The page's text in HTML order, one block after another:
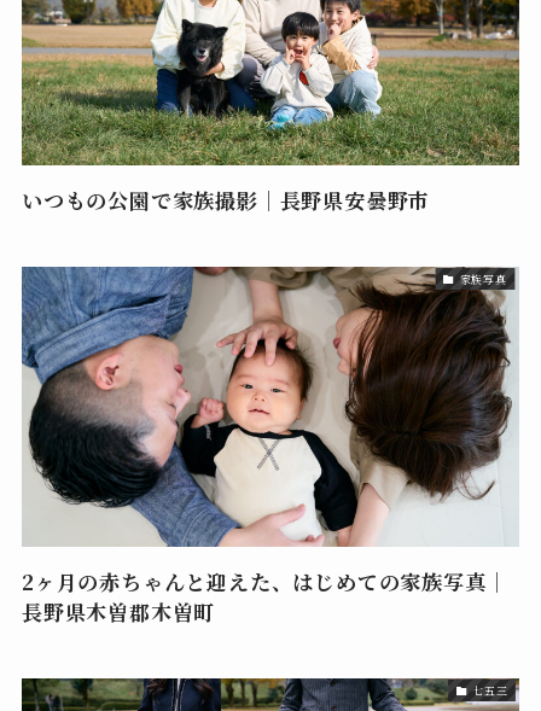
いつもの公園で家族撮影｜長野県安曇野市
家族写真
2ヶ月の赤ちゃんと迎えた、はじめての家族写真｜
長野県木曽郡木曽町
七五三